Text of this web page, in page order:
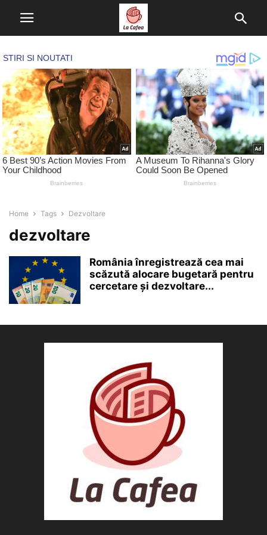
Home Tags Dezvoltare
dezvoltare
România înregistrează cea mai
scăzută alocare bugetară pentru
cercetare și dezvoltare...